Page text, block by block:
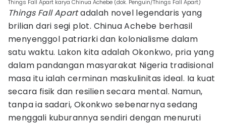
Things Fall Apart karya Chinua Achebe (dok. Penguin/Things Fall Apart)
Things Fall Apartadalah novel legendaris yang
brilian dari segi plot. Chinua Achebe berhasil
menyenggol patriarki dan kolonialisme dalam
satu waktu. Lakon kita adalah Okonkwo, pria yang
dalam pandangan masyarakat Nigeria tradisional
masa itu ialah cerminan maskulinitas ideal. Ia kuat
secara fisik dan resilien secara mental. Namun,
tanpa ia sadari, Okonkwo sebenarnya sedang
menggali kuburannya sendiri dengan menuruti